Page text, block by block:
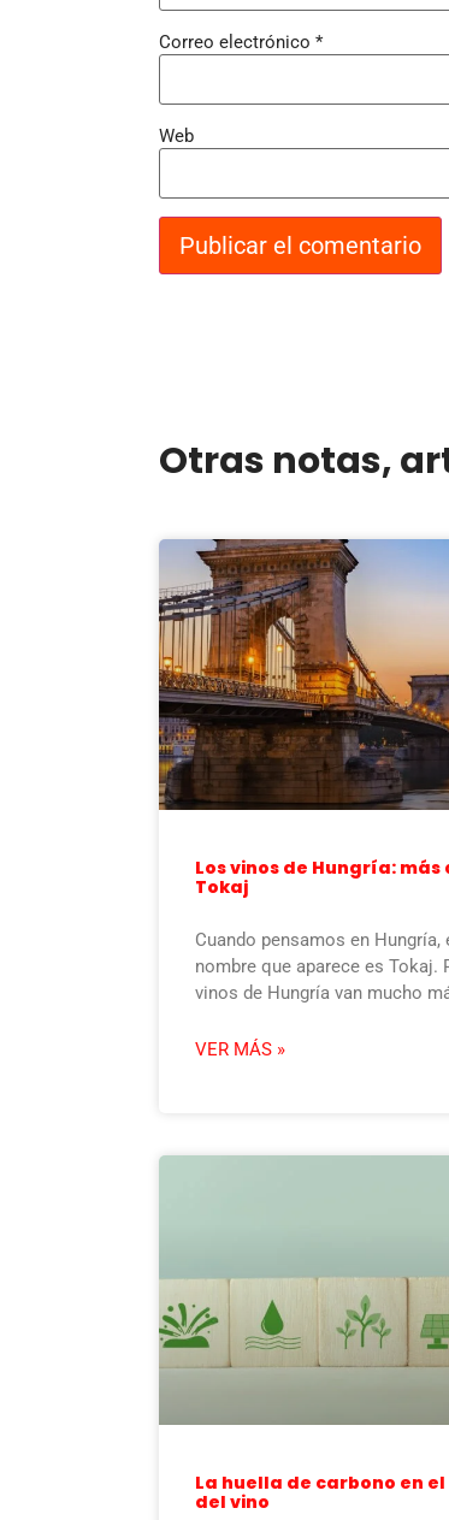
Correo electrónico *
Web
Otras notas,
Los vinos de Hungría:
Tokaj
Cuando pensamos en Hungría,
nombre que aparece es Tokaj.
vinos de Hungría van mucho
VER MÁS »
La huella de carbono en
del vino